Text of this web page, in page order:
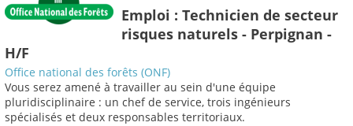
Emploi : Technicien de secteur
risques naturels - Perpignan -
H/F
Office national des forêts (ONF)
Vous serez amené à travailler au sein d'une équipe
pluridisciplinaire : un chef de service, trois ingénieurs
spécialisés et deux responsables territoriaux.